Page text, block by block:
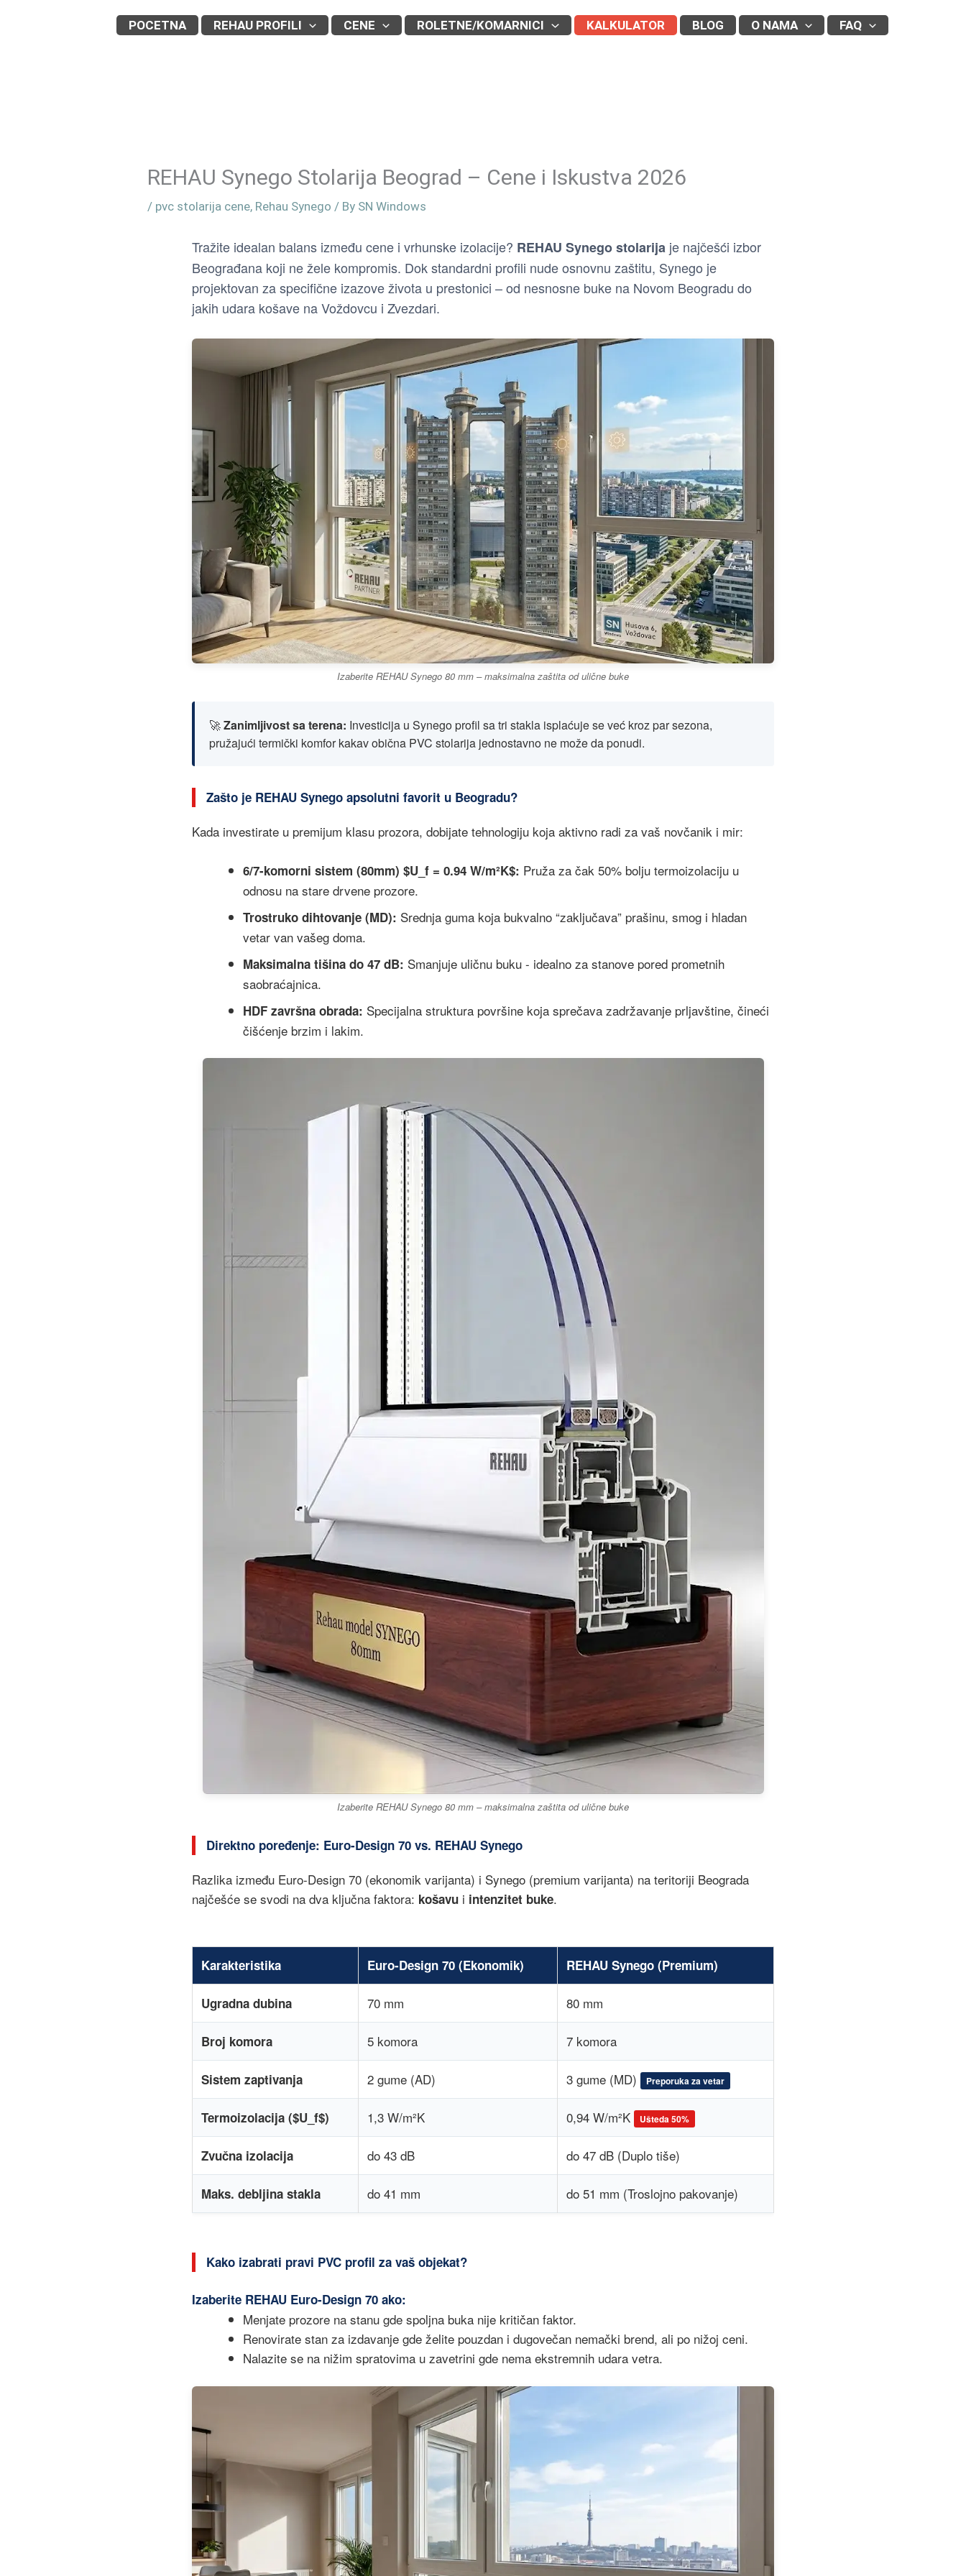
POCETNA REHAU PROFILI CENE ROLETNE/KOMARNICI KALKULATOR BLOG O NAMA FAQ
REHAU Synego Stolarija Beograd – Cene i Iskustva 2026
/ pvc stolarija cene, Rehau Synego / By SN Windows
Tražite idealan balans između cene i vrhunske izolacije? REHAU Synego stolarija je najčešći izbor
Beograđana koji ne žele kompromis. Dok standardni profili nude osnovnu zaštitu, Synego je
projektovan za specifične izazove života u prestonici – od nesnosne buke na Novom Beogradu do
jakih udara košave na Voždovcu i Zvezdari.
Izaberite REHAU Synego 80 mm – maksimalna zaštita od ulične buke
🚀Zanimljivost sa terena: Investicija u Synego profil sa tri stakla isplaćuje se već kroz par sezona,
pružajući termički komfor kakav obična PVC stolarija jednostavno ne može da ponudi.
Zašto je REHAU Synego apsolutni favorit u Beogradu?
Kada investirate u premijum klasu prozora, dobijate tehnologiju koja aktivno radi za vaš novčanik i mir:
6/7-komorni sistem (80mm) $U_f = 0.94 W/m²K$: Pruža za čak 50% bolju termoizolaciju u
odnosu na stare drvene prozore.
Trostruko dihtovanje (MD): Srednja guma koja bukvalno “zaključava” prašinu, smog i hladan
vetar van vašeg doma.
Maksimalna tišina do 47 dB: Smanjuje uličnu buku - idealno za stanove pored prometnih
saobraćajnica.
HDF završna obrada: Specijalna struktura površine koja sprečava zadržavanje prljavštine, čineći
čišćenje brzim i lakim.
Izaberite REHAU Synego 80 mm – maksimalna zaštita od ulične buke
Direktno poređenje: Euro-Design 70 vs. REHAU Synego
Razlika između Euro-Design 70 (ekonomik varijanta) i Synego (premium varijanta) na teritoriji Beograda
najčešće se svodi na dva ključna faktora: košavu i intenzitet buke.
Karakteristika Euro-Design 70 (Ekonomik) REHAU Synego (Premium)
Ugradna dubina 70 mm 80 mm
Broj komora 5 komora 7 komora
Sistem zaptivanja 2 gume (AD) 3 gume (MD) Preporuka za vetar
Termoizolacija ($U_f$) 1,3 W/m²K 0,94 W/m²K Ušteda 50%
Zvučna izolacija do 43 dB do 47 dB (Duplo tiše)
Maks. debljina stakla do 41 mm do 51 mm (Troslojno pakovanje)
Kako izabrati pravi PVC profil za vaš objekat?
Izaberite REHAU Euro-Design 70 ako:
Menjate prozore na stanu gde spoljna buka nije kritičan faktor.
Renovirate stan za izdavanje gde želite pouzdan i dugovečan nemački brend, ali po nižoj ceni.
Nalazite se na nižim spratovima u zavetrini gde nema ekstremnih udara vetra.